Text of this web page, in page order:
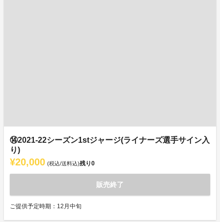
⑭2021-22シーズン1stジャージ(ライナーズ選手サイン入
り)
¥20,000 (税込/送料込)残り0
販売終了
ご提供予定時期：12月中旬